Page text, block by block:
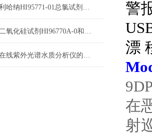
意大利哈纳HI95771-01总氯试剂操作说明及测量原理
哈钠二氧化硅试剂HI96770A-0和HI96770B-0使用方法
新型在线紫外光谱水质分析仪的原理分析
警
漂
在
射